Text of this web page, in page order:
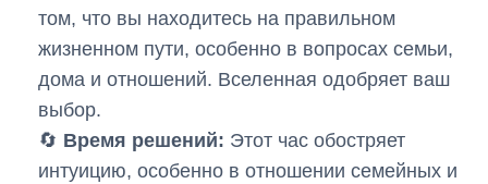
том, что вы находитесь на правильном
жизненном пути, особенно в вопросах семьи,
дома и отношений. Вселенная одобряет ваш
выбор.
🔄 Время решений: Этот час обостряет
интуицию, особенно в отношении семейных и